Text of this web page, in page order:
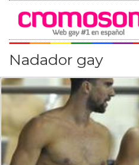
Nadador gay